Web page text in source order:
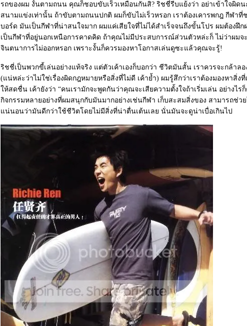
รถของผม งั้นตามถนน คุณก็ชอบขับเร็วเหมือนกันสิ? ริชชี่รีบแย้งว่า อย่าเข้าใจผิดน
สนามแข่งเท่านั้น ถ้าขับตามถนนปกติ ผมก็ขับไม่เร็วหรอก เราต้องเคารพกฎ กีฬาที่
บอร์ด มันเป็นกีฬาที่น่าสนใจมาก ผมแค่เสียใจที่ไม่ได้สำเร็จจนถึงขั้นโปร ผมต้องฝึ
เป็นกีฬาที่อยู่นอกเหนือการคาดคิด ถ้าคุณไม่มีประสบการณ์ส่วนตัวหล่ะก็ ไม่ว่าผมจ
จินตนาการไม่ออกหรอก เพราะงั้นก็ควรมองหาโอกาสเล่นดูซะแล้วคุณจะรู้!
ริชชี่เป็นพวกขี้เล่นอย่างแท้จริง แต่ตัวเค้าเองก็บอกว่า ชีวิตมันสั้น เราควรจะกล้าลอ
(แน่หล่ะว่าไม่ใช่เรื่องผิดกฎหมายหรือสิ่งที่ไม่ดี เค้าย้ำ) ผมรู้สึกว่าเราต้องมองหาสิ่ง
ห้สดชื่น เค้ายังว่า “คนเรามักจะพูดกันว่าคุณจะเสียความตั้งใจถ้าเริ่มเล่น อย่างไร
กิจกรรมหลายอย่างที่ผมสนุกกับมันมากอย่างเช่นกีฬา เก็บสะสมสิ่งของ สามารถช่
น่นอนว่ามันดีกว่าใช้ชีวิตโดยไม่มีสิ่งที่น่าตื่นเต้นเลย นั่นมันจะดูน่าเบื่อเกินไป